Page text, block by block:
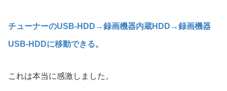
チューナーのUSB-HDD→録画機器内蔵HDD→録画機器
USB-HDDに移動できる。
これは本当に感激しました。